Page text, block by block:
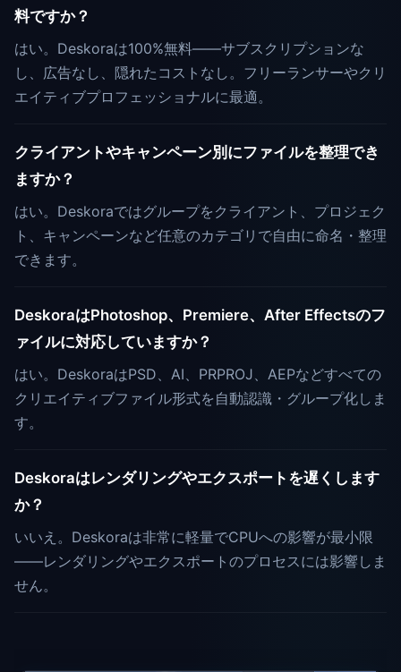
料ですか？
はい。Deskoraは100%無料——サブスクリプションな
し、広告なし、隠れたコストなし。フリーランサーやクリ
エイティブプロフェッショナルに最適。
クライアントやキャンペーン別にファイルを整理でき
ますか？
はい。Deskoraではグループをクライアント、プロジェク
ト、キャンペーンなど任意のカテゴリで自由に命名・整理
できます。
DeskoraはPhotoshop、Premiere、After Effectsのフ
ァイルに対応していますか？
はい。DeskoraはPSD、AI、PRPROJ、AEPなどすべての
クリエイティブファイル形式を自動認識・グループ化しま
す。
Deskoraはレンダリングやエクスポートを遅くします
か？
いいえ。Deskoraは非常に軽量でCPUへの影響が最小限
——レンダリングやエクスポートのプロセスには影響しま
せん。